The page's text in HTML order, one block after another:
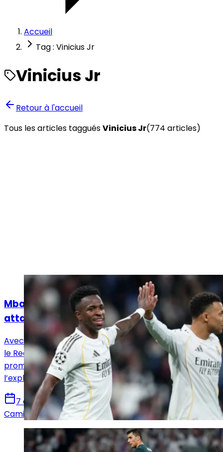
Accueil
Tag : Vinicius Jr
Vinicius Jr
Retour à l'accueil
Tous les articles tagguésVinicius Jr(774 articles)
Actualités
Mbappé, Vinicius Jr, Diomandé : quelle
attaque pour le Real Madrid ?
Avec Vinicius Jr, Mbappé et désormais Yan Diomandé,
le Real Madrid dispose d’un trio offensif très
prometteur. Reste à voir comment José Mourinho
l’exploitera.
7 août 2026
Camille Santos
Actualités